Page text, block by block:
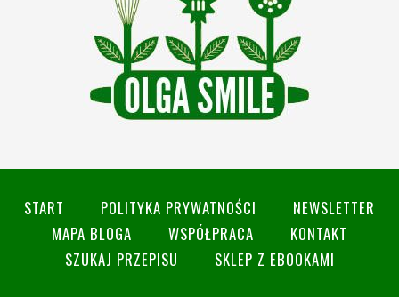
START POLITYKA PRYWATNOŚCI
NEWSLETTER
MAPA BLOGA
WSPÓŁPRACA
KONTAKT
SZUKAJ PRZEPISU
SKLEP Z EBOOKAMI